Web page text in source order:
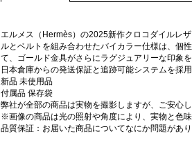
エルメス（Hermès）の2025新作クロコダイルレ
ルとベルトを組み合わせたバイカラー仕様は、個
て、ゴールド金具がさらにラグジュアリーな印象
日本倉庫からの発送保証と追跡可能システムを採
新品 未使用品
付属品 保存袋
弊社が全部の商品は実物を撮影しますが、ご安心
※画像の商品は光の照射や角度により、実物と色
品質保証：お届いた商品についてなにか問題があ